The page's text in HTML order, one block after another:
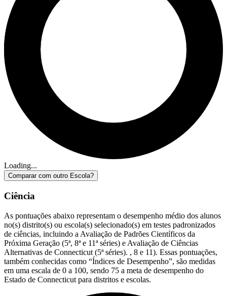
Loading...
Comparar com outro Escola?
Ciência
As pontuações abaixo representam o desempenho médio dos alunos
no(s) distrito(s) ou escola(s) selecionado(s) em testes padronizados
de ciências, incluindo a Avaliação de Padrões Científicos da
Próxima Geração (5ª, 8ª e 11ª séries) e Avaliação de Ciências
Alternativas de Connecticut (5ª séries). , 8 e 11). Essas pontuações,
também conhecidas como “Índices de Desempenho”, são medidas
em uma escala de 0 a 100, sendo 75 a meta de desempenho do
Estado de Connecticut para distritos e escolas.